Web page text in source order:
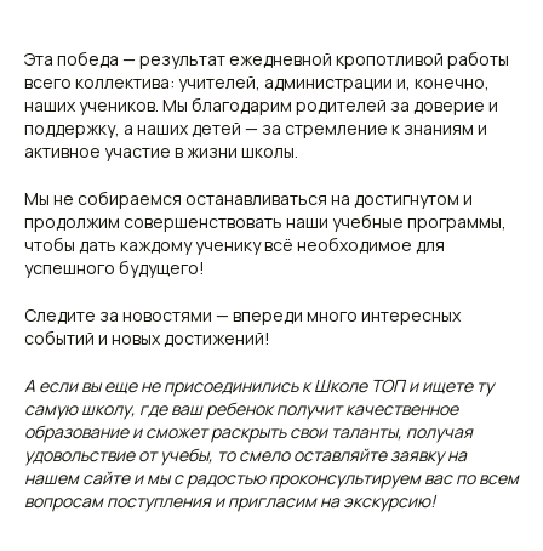
Эта победа — результат ежедневной кропотливой работы
всего коллектива: учителей, администрации и, конечно,
наших учеников. Мы благодарим родителей за доверие и
поддержку, а наших детей — за стремление к знаниям и
активное участие в жизни школы.
Мы не собираемся останавливаться на достигнутом и
продолжим совершенствовать наши учебные программы,
чтобы дать каждому ученику всё необходимое для
успешного будущего!
Следите за новостями — впереди много интересных
событий и новых достижений!
А если вы еще не присоединились к Школе ТОП и ищете ту
самую школу, где ваш ребенок получит качественное
образование и сможет раскрыть свои таланты, получая
удовольствие от учебы, то смело оставляйте заявку на
нашем сайте и мы с радостью проконсультируем вас по всем
вопросам поступления и пригласим на экскурсию!